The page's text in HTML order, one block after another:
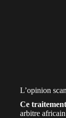
L’opinion
Ce
arbitre